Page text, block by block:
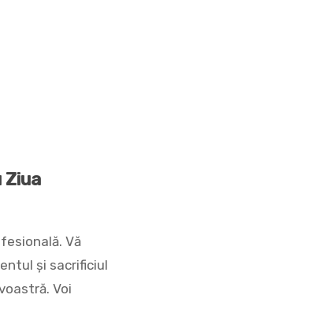
Ziua
Vă
și sacrificiul
Voi